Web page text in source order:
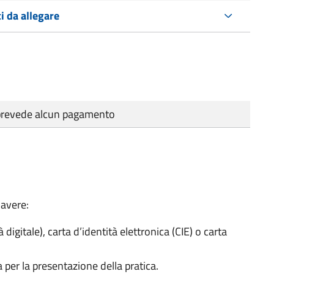
da allegare
alcun pagamento
carta d’identità elettronica (CIE) o carta
la presentazione della pratica.